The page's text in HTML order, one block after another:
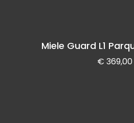
Miele Guard L1
€ 369,00